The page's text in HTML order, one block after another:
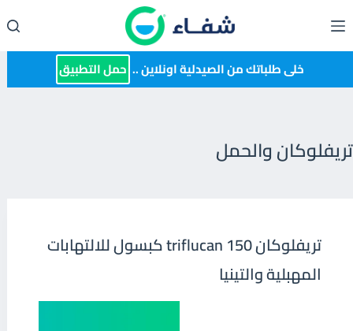
إلى
المحتوى خلى طلباتك من الصيدلية اونلاين .. حمل التطبيق
تريفلوكان والحمل
تريفلوكان 150 triflucan كبسول للالتهابات
المهبلية والتينيا